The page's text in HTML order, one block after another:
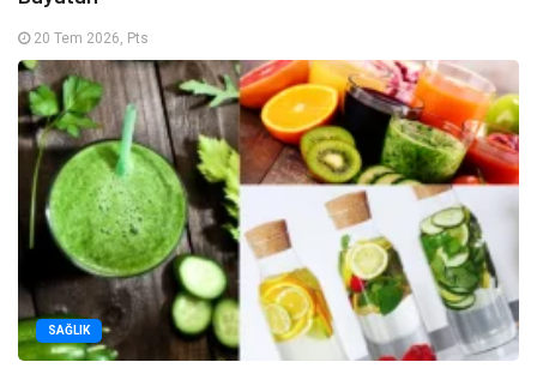
20 Tem 2026, Pts
SAĞLIK